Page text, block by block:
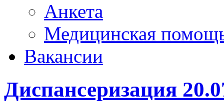
Анкета
Медицинская
Вакансии
Диспансеризация